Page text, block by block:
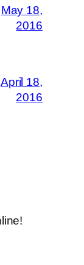
May 18,
2016
April 18,
2016